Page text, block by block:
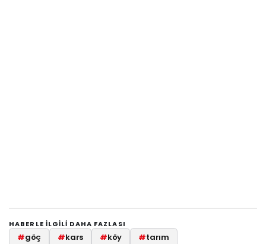
HABERLE ILGILI DAHA FAZLASI
#göç #kars #köy #tarım